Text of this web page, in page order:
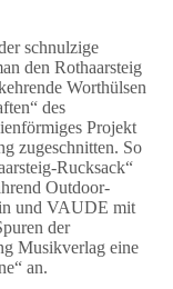
schnulzige
den Rothaarsteig
Worthülsen
des
Projekt
zugeschnitten. So
Rucksack“
Outdoor-
und VAUDE mit
der
Musikverlag eine
an.